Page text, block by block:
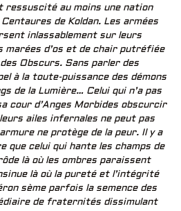
ressuscité au moins une nation
de Koldan. Les armées
inlassablement sur leurs
marées d’os et de chair putréfiée
Obscurs. Sans parler des
à la toute-puissance des démons
de la Lumière… Celui qui n’a pas
cour d’Anges Morbides obscurcir
ailes infernales ne peut pas
ne protège de la peur. Il y a
que celui qui hante les champs de
là où les ombres paraissent
là où la pureté et l’intégrité
sème parfois la semence des
de fraternités dissimulant